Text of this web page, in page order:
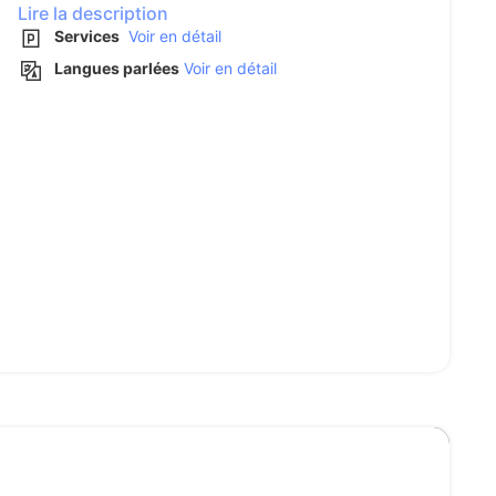
Lire la description
Services Voir en détail
Langues parlées Voir en détail